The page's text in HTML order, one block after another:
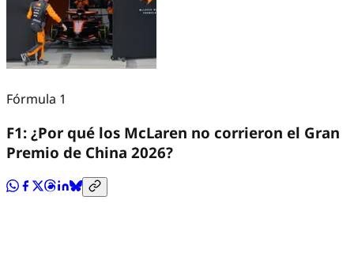
Fórmula 1
F1: ¿Por qué los McLaren no corrieron el Gran
Premio de China 2026?